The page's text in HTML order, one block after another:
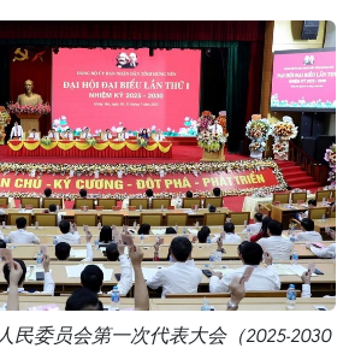
民委员会第一次代表大会（2025-2030